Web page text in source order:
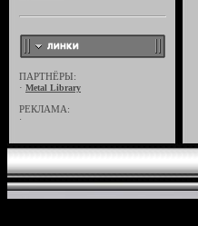
ПАРТНЁРЫ:
· Metal Library
РЕКЛАМА:
·